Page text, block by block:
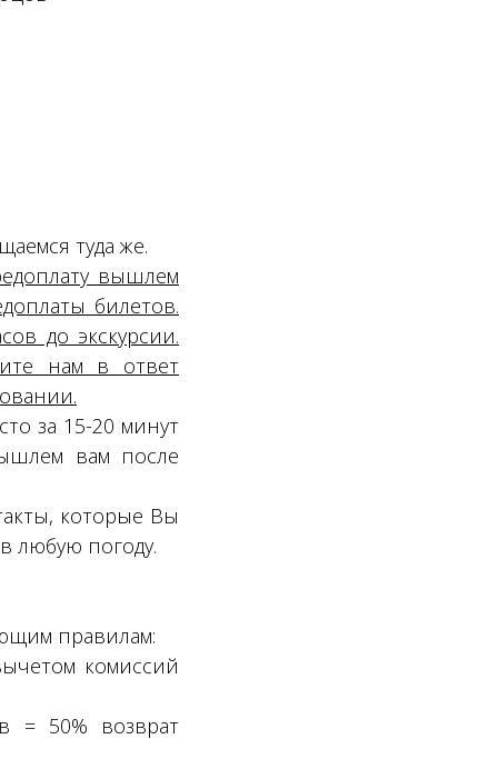
туда же.
вышлем
билетов.
до экскурсии.
нам в ответ
за 15-20 минут
вам после
которые Вы
любую погоду.
правилам:
комиссий
= 50% возврат